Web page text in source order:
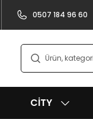
0507 184 96 60
CITY